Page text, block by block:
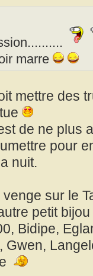
marre
mettre des
de ne plus
pour
nuit.
sur le
petit
Bidipe,
Gwen,